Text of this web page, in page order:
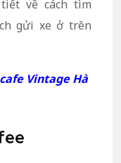
về cách tìm
gửi xe ở trên
Vintage Hà